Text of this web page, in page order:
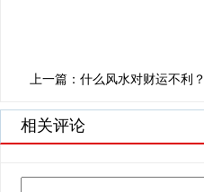
上一篇：什么风水对财运不利？
相关评论